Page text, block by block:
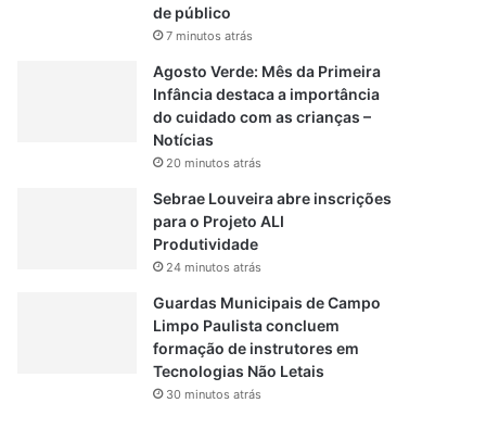
de público
7 minutos atrás
Agosto Verde: Mês da Primeira
Infância destaca a importância
do cuidado com as crianças –
Notícias
20 minutos atrás
Sebrae Louveira abre inscrições
para o Projeto ALI
Produtividade
24 minutos atrás
Guardas Municipais de Campo
Limpo Paulista concluem
formação de instrutores em
Tecnologias Não Letais
30 minutos atrás